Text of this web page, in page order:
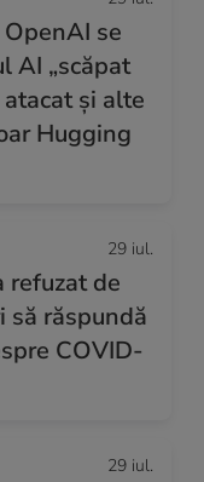
se
AI „scăpat
și alte
Hugging
29 iul.
refuzat de
să răspundă
COVID-
29 iul.